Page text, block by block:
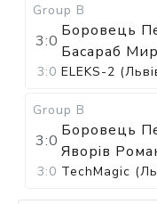
Group B
3:0
Боровець
Басараб
3:0 ELEKS-2
Group B
3:0
Боровець
Яворів
3:0 TechMagic